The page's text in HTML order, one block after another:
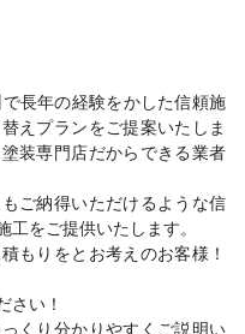
長年の経験をかした信頼施
えプランをご提案いたしま
装専門店だからできる業者
ご納得いただけるような信
をご提供いたします。
もりをとお考えのお客様！
さい！
くり分かりやすくご説明い